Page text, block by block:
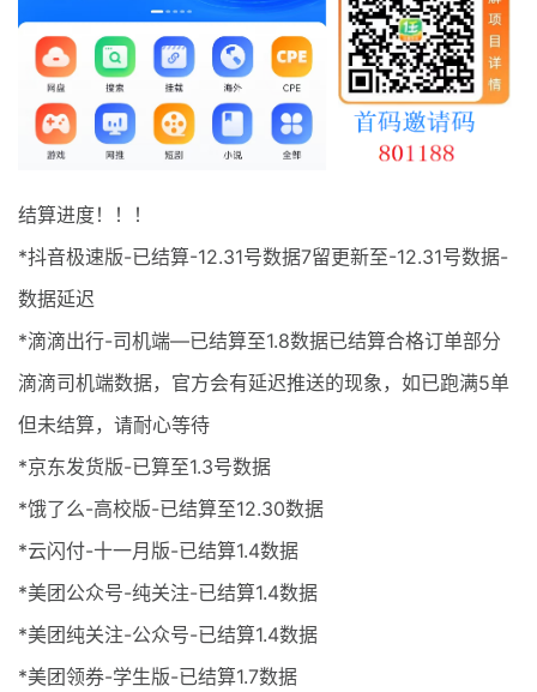
最新通知
项目介绍
结算进度！！！
*抖音极速版-已结算-12.31号数据7留更新至-12.31号数据-
数据延迟
*滴滴出行-司机端—已结算至1.8数据已结算合格订单部分
滴滴司机端数据，官方会有延迟推送的现象，如已跑满5单
但未结算，请耐心等待
*京东发货版-已算至1.3号数据
*饿了么-高校版-已结算至12.30数据
*云闪付-十一月版-已结算1.4数据
*美团公众号-纯关注-已结算1.4数据
*美团纯关注-公众号-已结算1.4数据
*美团领券-学生版-已结算1.7数据